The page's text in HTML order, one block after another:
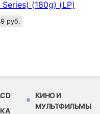
Series) (180g) (LP)
руб.
КИНО И
МУЛЬТФИЛЬМЫ